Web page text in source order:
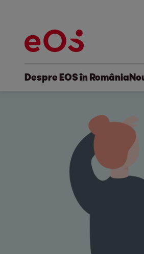
Despre EOS în România